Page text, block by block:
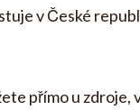
v České
přímo u zdroje,